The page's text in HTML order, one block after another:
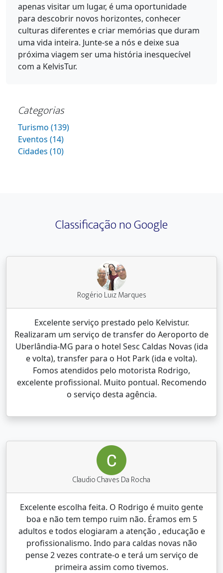
apenas visitar um lugar, é uma oportunidade
para descobrir novos horizontes, conhecer
culturas diferentes e criar memórias que duram
uma vida inteira. Junte-se a nós e deixe sua
próxima viagem ser uma história inesquecível
com a KelvisTur.
Categorias
Turismo (139)
Eventos (14)
Cidades (10)
Classificação no Google
Rogério Luiz Marques
Excelente serviço prestado pelo Kelvistur.
Realizaram um serviço de transfer do Aeroporto de
Uberlândia-MG para o hotel Sesc Caldas Novas (ida
e volta), transfer para o Hot Park (ida e volta).
Fomos atendidos pelo motorista Rodrigo,
excelente profissional. Muito pontual. Recomendo
o serviço desta agência.
Claudio Chaves Da Rocha
Excelente escolha feita. O Rodrigo é muito gente
boa e não tem tempo ruim não. Éramos em 5
adultos e todos elogiaram a atenção , educação e
profissionalismo. Indo para caldas novas não
pense 2 vezes contrate-o e terá um serviço de
primeira assim como tivemos.